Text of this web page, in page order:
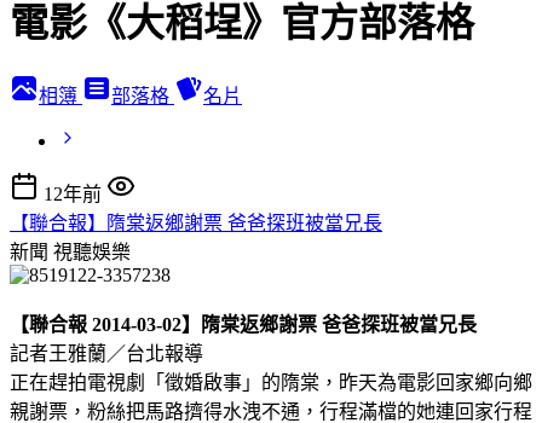
電影《大稻埕》官方部落格
相簿 部落格 名片
12年前
【聯合報】隋棠返鄉謝票 爸爸探班被當兄長
新聞 視聽娛樂
【聯合報 2014-03-02】隋棠返鄉謝票 爸爸探班被當兄長
記者王雅蘭／台北報導
正在趕拍電視劇「徵婚啟事」的隋棠，昨天為電影回家鄉向鄉
親謝票，粉絲把馬路擠得水洩不通，行程滿檔的她連回家行程